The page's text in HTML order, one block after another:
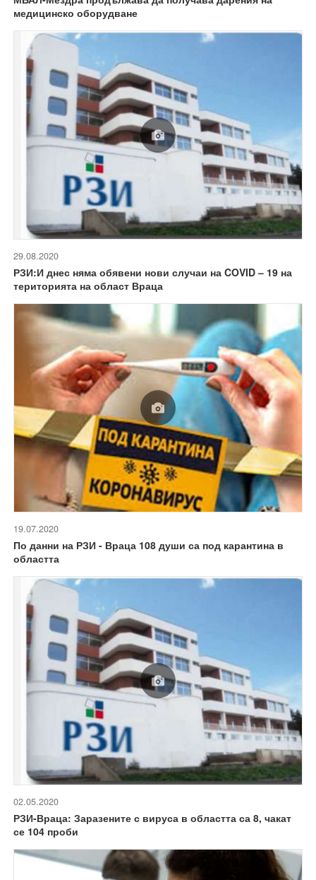
медицинско оборудване
29.08.2020
РЗИ:И днес няма обявени нови случаи на COVID – 19 на
територията на област Враца
19.07.2020
По данни на РЗИ - Враца 108 души са под карантина в
областта
02.05.2020
РЗИ-Враца: Заразените с вируса в областта са 8, чакат
се 104 проби